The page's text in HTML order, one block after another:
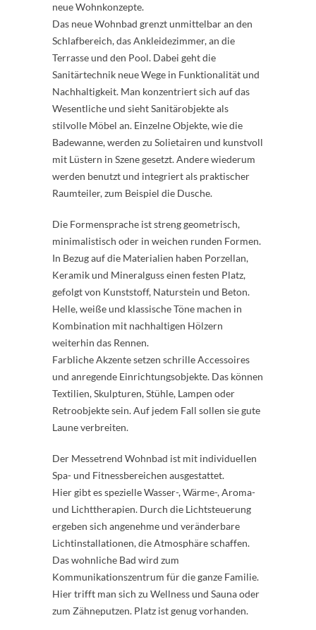
neue Wohnkonzepte.
Das neue Wohnbad grenzt unmittelbar an den
Schlafbereich, das Ankleidezimmer, an die
Terrasse und den Pool. Dabei geht die
Sanitärtechnik neue Wege in Funktionalität und
Nachhaltigkeit. Man konzentriert sich auf das
Wesentliche und sieht Sanitärobjekte als
stilvolle Möbel an. Einzelne Objekte, wie die
Badewanne, werden zu Solietairen und kunstvoll
mit Lüstern in Szene gesetzt. Andere wiederum
werden benutzt und integriert als praktischer
Raumteiler, zum Beispiel die Dusche.
Die Formensprache ist streng geometrisch,
minimalistisch oder in weichen runden Formen.
In Bezug auf die Materialien haben Porzellan,
Keramik und Mineralguss einen festen Platz,
gefolgt von Kunststoff, Naturstein und Beton.
Helle, weiße und klassische Töne machen in
Kombination mit nachhaltigen Hölzern
weiterhin das Rennen.
Farbliche Akzente setzen schrille Accessoires
und anregende Einrichtungsobjekte. Das können
Textilien, Skulpturen, Stühle, Lampen oder
Retroobjekte sein. Auf jedem Fall sollen sie gute
Laune verbreiten.
Der Messetrend Wohnbad ist mit individuellen
Spa- und Fitnessbereichen ausgestattet.
Hier gibt es spezielle Wasser-, Wärme-, Aroma-
und Lichttherapien. Durch die Lichtsteuerung
ergeben sich angenehme und veränderbare
Lichtinstallationen, die Atmosphäre schaffen.
Das wohnliche Bad wird zum
Kommunikationszentrum für die ganze Familie.
Hier trifft man sich zu Wellness und Sauna oder
zum Zähneputzen. Platz ist genug vorhanden.